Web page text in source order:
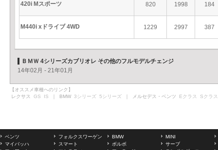
420i Mスポーツ 820 1998 184
M440i xドライブ 4WD 1229 2997 387
ＢＭＷ 4シリーズカブリオレ その他のフルモデルチェンジ
14年02月 - 21年01月
【オススメ車種へのリンク】
レクサス GS IS ｜ BMW 3シリーズ 5シリーズ ｜ メルセデス・ベンツ Eクラス Sクラス
ベンツ フォルクスワーゲン BMW
MINI
マイバッハ
スマート ボルボ
サーブ